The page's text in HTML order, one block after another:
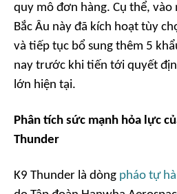
quy mô đơn hàng. Cụ thể, vào
Bắc Âu này đã kích hoạt tùy
và tiếp tục bổ sung thêm 5
nay trước khi tiến tới quyết
lớn hiện tại.
Phân tích sức mạnh hỏa lực
Thunder
K9 Thunder là dòng pháo tự